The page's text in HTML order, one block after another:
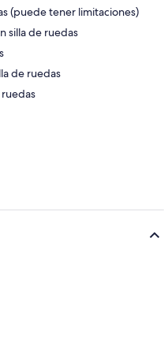
(puede tener limitaciones)
silla de ruedas
de ruedas